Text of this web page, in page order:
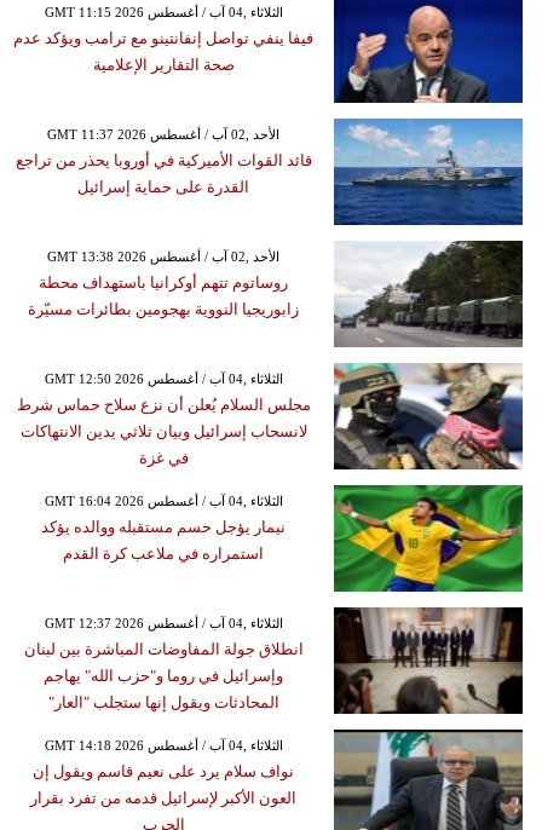
GMT 11:15 2026 الثلاثاء ,04 آب / أغسطس
فيفا ينفي تواصل إنفانتينو مع ترامب ويؤكد عدم
صحة التقارير الإعلامية
GMT 11:37 2026 الأحد ,02 آب / أغسطس
قائد القوات الأميركية في أوروبا يحذر من تراجع
القدرة على حماية إسرائيل
GMT 13:38 2026 الأحد ,02 آب / أغسطس
روساتوم تتهم أوكرانيا باستهداف محطة
زابوريجيا النووية بهجومين بطائرات مسيّرة
GMT 12:50 2026 الثلاثاء ,04 آب / أغسطس
مجلس السلام يُعلن أن نزع سلاح حماس شرط
لانسحاب إسرائيل وبيان ثلاثي يدين الانتهاكات
في غزة
GMT 16:04 2026 الثلاثاء ,04 آب / أغسطس
نيمار يؤجل حسم مستقبله ووالده يؤكد
استمراره في ملاعب كرة القدم
GMT 12:37 2026 الثلاثاء ,04 آب / أغسطس
انطلاق جولة المفاوضات المباشرة بين لبنان
وإسرائيل في روما و"حزب الله" يهاجم
المحادثات ويقول إنها ستجلب "العار"
GMT 14:18 2026 الثلاثاء ,04 آب / أغسطس
نواف سلام يرد على نعيم قاسم ويقول إن
العون الأكبر لإسرائيل قدمه من تفرد بقرار
الحرب